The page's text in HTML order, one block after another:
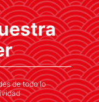
concedido
España la
de todo lo